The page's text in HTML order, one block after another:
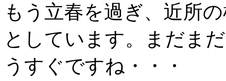
もう立春を過ぎ、近所
としています。まだま
うすぐですね・・・